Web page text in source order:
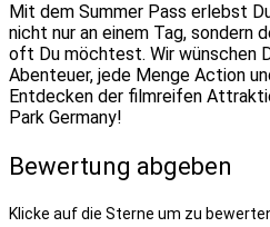
Mit dem Summer Pass erlebst
nicht nur an einem Tag, sondern
oft Du möchtest. Wir wünschen
Abenteuer, jede Menge Action
Entdecken der filmreifen
Park Germany!
Bewertung abgeben
Klicke auf die Sterne um zu